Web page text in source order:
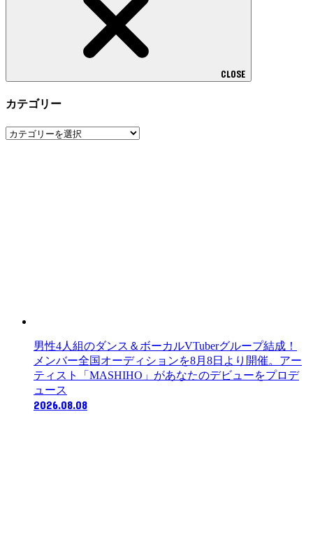
CLOSE
カテゴリー
カ
男性4人組のダンス＆ボーカルVTuberグループ結成！
メンバー全国オーディションを8月8日より開催。アー
ティスト「MASHIHO」があなたのデビューをプロデ
ュース
2026.08.08